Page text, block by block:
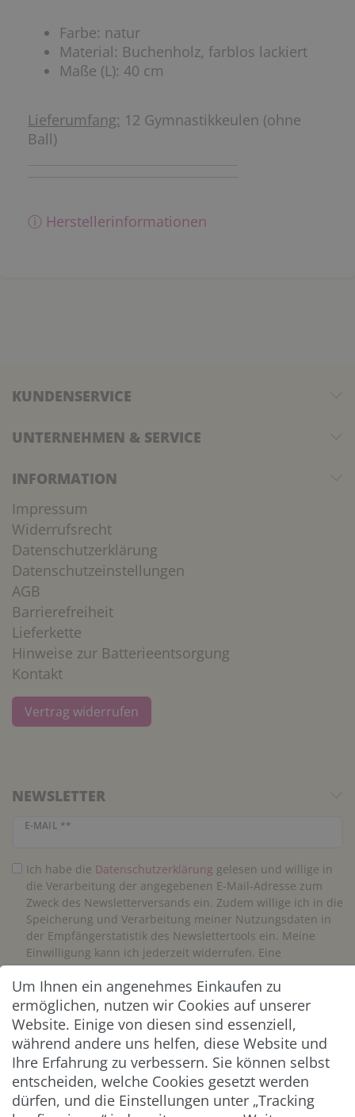
Farbe: natur
Material: Buchenholz, farblos lackiert
Maße (L): 40 cm
Lieferumfang: 12 Gymnastikkeulen (ohne
Ball)
ⓘ Herstellerinformationen
KUNDENSERVICE
UNTERNEHMEN & SERVICE
INFORMATION
Impressum
Widerrufsrecht
Datenschutzerklärung
Datenschutzeinstellungen
AGB
Barrierefreiheit
Lieferkette
Hinweise zur Batterieentsorgung
Kontakt
Vertrag widerrufen
NEWSLETTER
E-MAIL **
Newsletter Honig
Ich habe die Daten­schutz­erklärung gelesen und willige in
die Verarbeitung der angegebenen E-Mail-Adresse zum
Zweck des Newsletterversands ein. Zudem willige ich in die
Speicherung und Verarbeitung meiner Nutzungsdaten in
der Empfängerstatistik des Newslettertools ein. Meine
Einwilligung kann ich jederzeit widerrufen. Eine
Abmeldung vom Newsletter ist jederzeit möglich.**
Abonnieren
** Hierbei handelt es sich um ein Pflichtfeld.
ZAHLUNG & VERSAND
Um Ihnen ein angenehmes Einkaufen zu
ermöglichen, nutzen wir Cookies auf unserer
Website. Einige von diesen sind essenziell,
während andere uns helfen, diese Website und
Ihre Erfahrung zu verbessern. Sie können selbst
entscheiden, welche Cookies gesetzt werden
dürfen, und die Einstellungen unter „Tracking